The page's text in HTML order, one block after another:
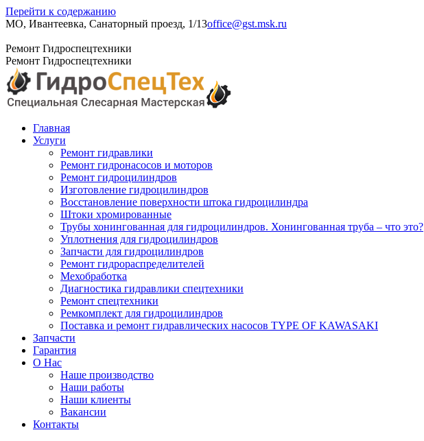
Перейти к содержанию
МО, Ивантеевка, Санаторный проезд, 1/13office@gst.msk.ru
Ремонт Гидроспецтехники
Ремонт Гидроспецтехники
Главная
Услуги
Ремонт гидравлики
Ремонт гидронасосов и моторов
Ремонт гидроцилиндров
Изготовление гидроцилиндров
Восстановление поверхности штока гидроцилиндра
Штоки хромированные
Трубы хонингованная для гидроцилиндров. Хонингованная труба – что это?
Уплотнения для гидроцилиндров
Запчасти для гидроцилиндров
Ремонт гидрораспределителей
Мехобработка
Диагностика гидравлики спецтехники
Ремонт спецтехники
Ремкомплект для гидроцилиндров
Поставка и ремонт гидравлических насосов TYPE OF KAWASAKI
Запчасти
Гарантия
О Нас
Наше производство
Наши работы
Наши клиенты
Вакансии
Контакты